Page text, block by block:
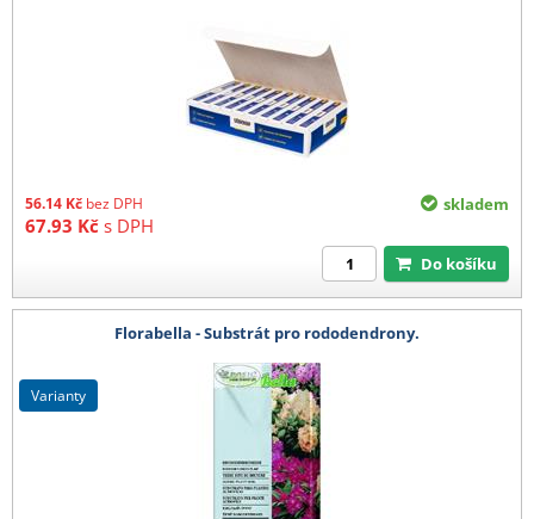
56.14 Kč bez DPH
67.93 Kč s DPH
skladem
Do košíku
Florabella - Substrát pro rododendrony.
varianty